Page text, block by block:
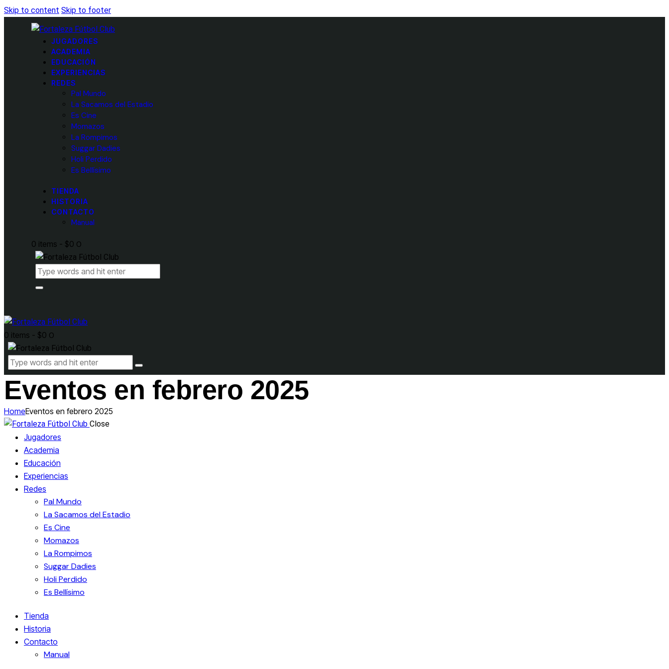
Skip to content Skip to footer
JUGADORES
ACADEMIA
EDUCACIÓN
EXPERIENCIAS
REDES
Pal Mundo
La Sacamos del Estadio
Es Cine
Momazos
La Rompimos
Suggar Dadies
Holi Perdido
Es Bellísimo
TIENDA
HISTORIA
CONTACTO
Manual
0 items - $0 0
0 items - $0 0
Eventos en febrero 2025
HomeEventos en febrero 2025
Close
Jugadores
Academia
Educación
Experiencias
Redes
Pal Mundo
La Sacamos del Estadio
Es Cine
Momazos
La Rompimos
Suggar Dadies
Holi Perdido
Es Bellísimo
Tienda
Historia
Contacto
Manual